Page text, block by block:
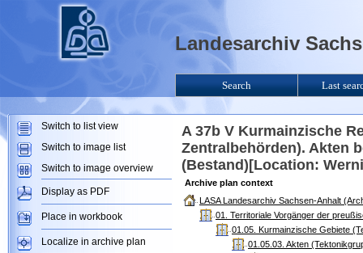
A 37b V Kurmainzische
Zentralbehörden). Akten
(Bestand)[Location:
Archive plan context
LASA Landesarchiv Sachsen-Anhalt
01. Territoriale Vorgänger der
01.05. Kurmainzische Gebiete
01.05.03. Akten
Landesarchiv
Search Last
Switch to list view
Switch to image list
Switch to image overview
Display as PDF
Place in workbook
Localize in archive plan